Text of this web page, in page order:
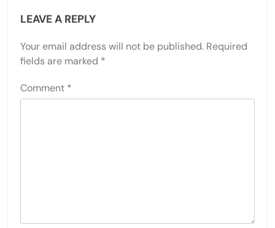
LEAVE A REPLY
Your email address will not be published. Required
fields are marked *
Comment *